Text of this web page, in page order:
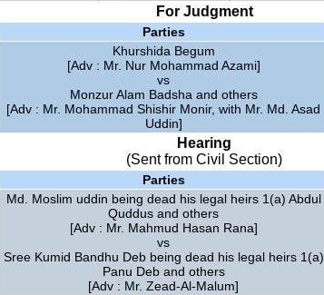
For Judgment
Parties
Khurshida Begum
[Adv : Mr. Nur Mohammad Azami]
vs
Monzur Alam Badsha and others
[Adv : Mr. Mohammad Shishir Monir, with Mr. Md. Asad
Uddin]
Hearing
(Sent from Civil Section)
Parties
Md. Moslim uddin being dead his legal heirs 1(a) Abdul
Quddus and others
[Adv : Mr. Mahmud Hasan Rana]
vs
Sree Kumid Bandhu Deb being dead his legal heirs 1(a)
Panu Deb and others
[Adv : Mr. Zead-Al-Malum]